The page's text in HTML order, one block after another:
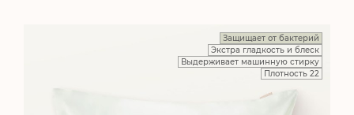
Защищает от бактерий
Экстра гладкость и блеск
Выдерживает машинную стирку
Плотность 22